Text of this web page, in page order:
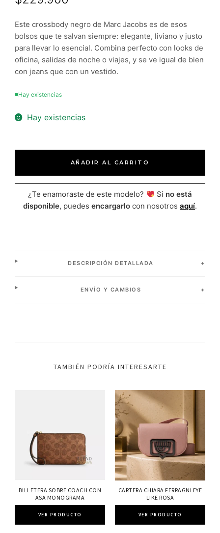
Este crossbody negro de Marc Jacobs es de esos
bolsos que te salvan siempre: elegante, liviano y justo
para llevar lo esencial. Combina perfecto con looks de
oficina, salidas de noche o viajes, y se ve igual de bien
con jeans que con un vestido.
Hay existencias
Hay existencias
AÑADIR AL CARRITO
¿Te enamoraste de este modelo? Si no está
disponible, puedes encargarlo con nosotros aquí.
DESCRIPCIÓN DETALLADA
ENVÍO Y CAMBIOS
TAMBIÉN PODRÍA INTERESARTE
BILLETERA SOBRE COACH CON
ASA MONOGRAMA
VER PRODUCTO
CARTERA CHIARA FERRAGNI EYE
LIKE ROSA
VER PRODUCTO